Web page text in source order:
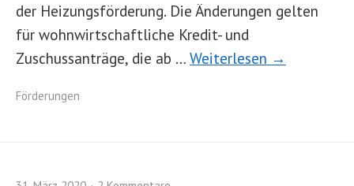
der Heizungsförderung. Die Änderungen gelten
für wohnwirtschaftliche Kredit- und
Zuschussanträge, die ab … Weiterlesen →
Förderungen